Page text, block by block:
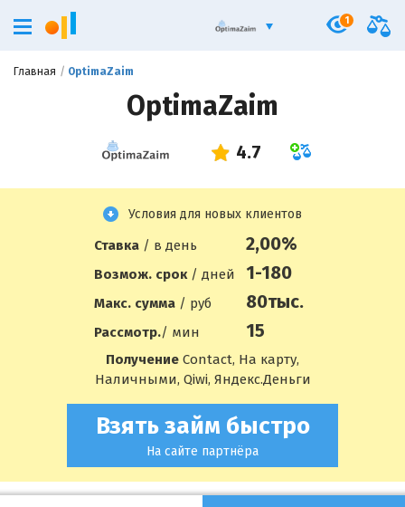
Главная OptimaZaim
OptimaZaim
Условия для новых клиентов
Ставка / в день 2,00%
Возмож. срок / дней 1-180
Макс. сумма / руб 80тыс.
Рассмотр./ мин 15
Получение Contact, На карту,
Наличными, Qiwi, Яндекс.Деньги
Взять займ быстро
На сайте партнёра
1